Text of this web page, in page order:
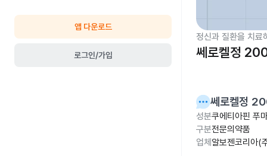
앱 다운로드
로그인/가입
정신과 질환을 치료
쎄로켈정
쎄로켈정
성분쿠에티아핀 푸
구분전문의약품
업체 알보젠코리아(